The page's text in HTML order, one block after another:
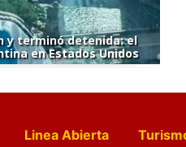
y terminó detenida: el
en Estados Unidos
Linea Abierta